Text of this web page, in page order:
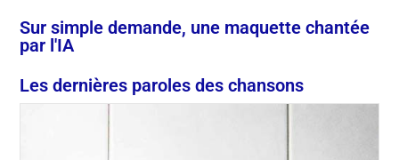
Sur simple demande, une maquette chantée
par l'IA
Les dernières paroles des chansons